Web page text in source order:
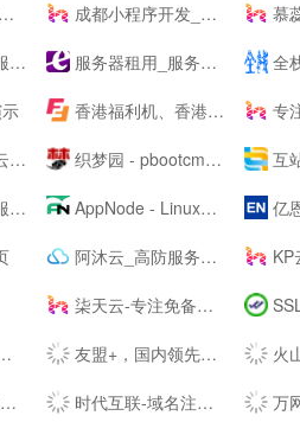
成都小程序开发_网站建设_小程序制作_自助建站_软件开发 - ⎛赤七互联⎞ 慕
服务器租用_服务器托管_虚拟主机_云主机_vps-紫田网络 全栈
香港福利机、香港云服务器、美国站群VPS及物理主机提供商 专注|域名注册
织梦园 - pbootcms模板_云优模板_Wordpress主题模板_网站模板下载站 互站网 -
AppNode - Linux服务器集群管理面板 亿恩
阿沐云_高防服务器_香港服务器_高性价比云计算产品 KP
柒天云-专注免备案云主机vps服务器|美国高防香港vps|高防cdn|高防主机空间|就上柒天云 SSL证书
友盟+，国内领先的开发者服务及数据智能服务商 火山
时代互联-域名注册查询,虚拟主机,云服务器租用等领导品牌服务 万网代理商